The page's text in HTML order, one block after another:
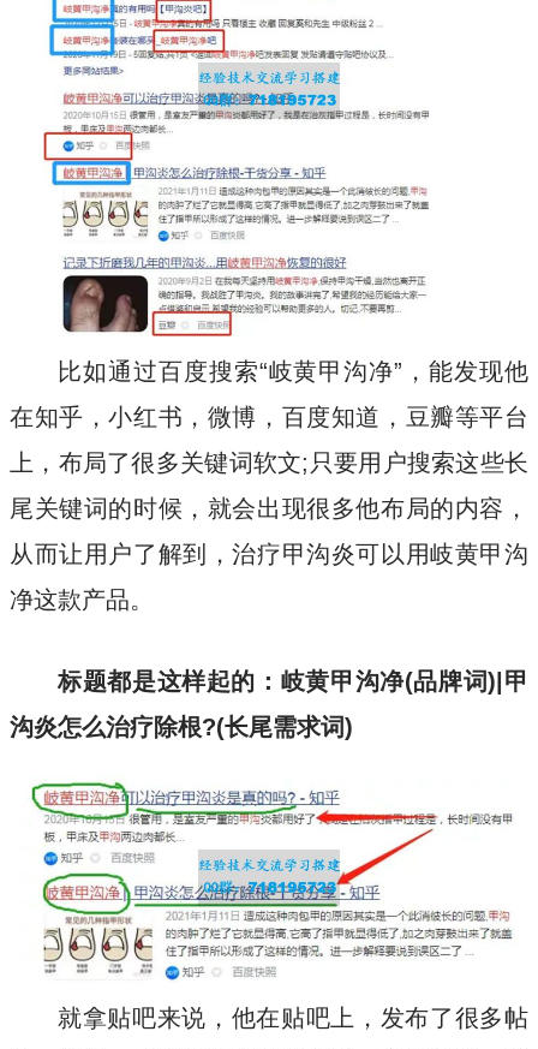
比如通过百度搜索“岐黄甲沟净”，能发现他
在知乎，小红书，微博，百度知道，豆瓣等平台
上，布局了很多关键词软文;只要用户搜索这些长
尾关键词的时候，就会出现很多他布局的内容，
从而让用户了解到，治疗甲沟炎可以用岐黄甲沟
净这款产品。
标题都是这样起的：岐黄甲沟净(品牌词)|甲
沟炎怎么治疗除根?(长尾需求词)
就拿贴吧来说，他在贴吧上，发布了很多帖